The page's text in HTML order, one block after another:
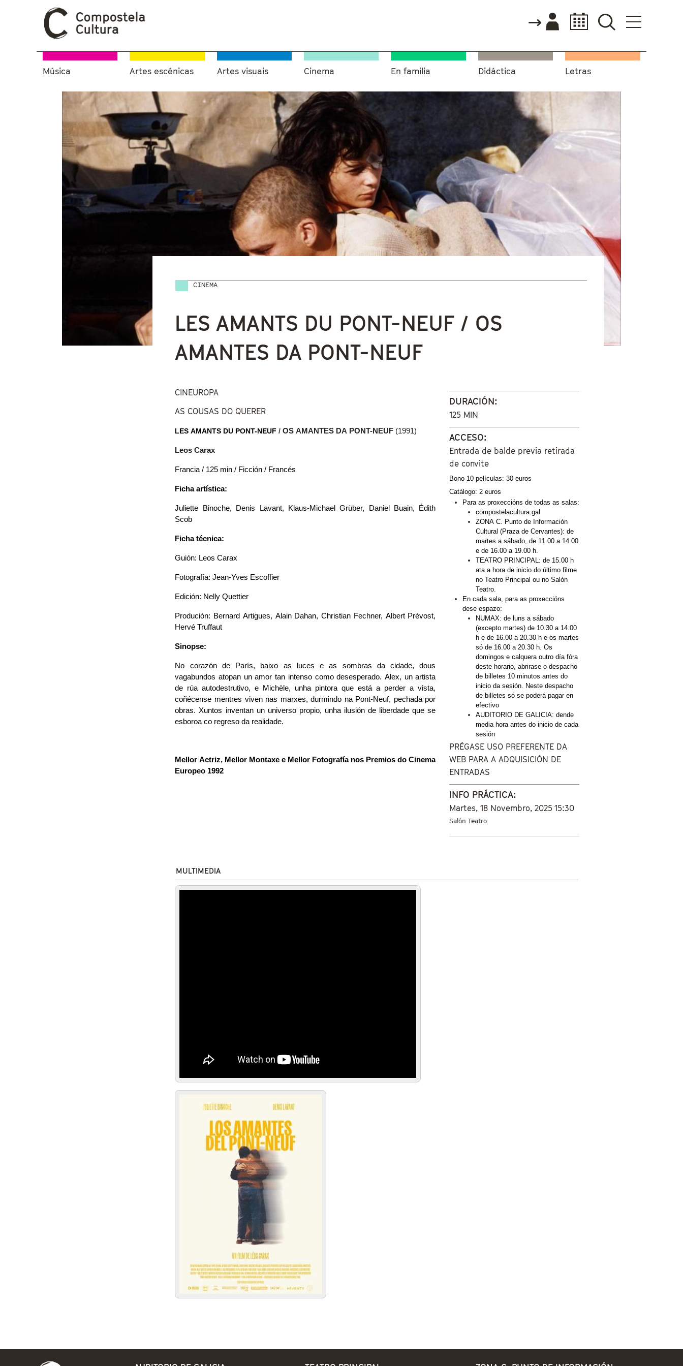
Música Artes escénicas Artes visuais Cinema En familia Didáctica Letras
CINEMA
Vostede está aquí
LES AMANTS DU PONT-NEUF / OS
AMANTES DA PONT-NEUF
CINEUROPA
AS COUSAS DO QUERER
LES AMANTS DU PONT-NEUF / OS AMANTES DA PONT-NEUF (1991)
Leos Carax
Francia / 125 min / Ficción / Francés
Ficha artística:
Juliette Binoche, Denis Lavant, Klaus-Michael Grüber, Daniel Buain, Édith
Scob
Ficha técnica:
Guión: Leos Carax
Fotografía: Jean-Yves Escoffier
Edición: Nelly Quettier
Produción: Bernard Artigues, Alain Dahan, Christian Fechner, Albert Prévost,
Hervé Truffaut
Sinopse:
No corazón de París, baixo as luces e as sombras da cidade, dous
vagabundos atopan un amor tan intenso como desesperado. Alex, un artista
de rúa autodestrutivo, e Michèle, unha pintora que está a perder a vista,
coñécense mentres viven nas marxes, durmindo na Pont-Neuf, pechada por
obras. Xuntos inventan un universo propio, unha ilusión de liberdade que se
esboroa co regreso da realidade.
Mellor Actriz, Mellor Montaxe e Mellor Fotografía nos Premios do Cinema
Europeo 1992
DURACIÓN:
125 MIN
ACCESO:
Entrada de balde previa retirada
de convite
Bono 10 películas: 30 euros
Catálogo: 2 euros
Para as proxeccións de todas as salas:
compostelacultura.gal
ZONA C. Punto de Información
Cultural (Praza de Cervantes): de
martes a sábado, de 11.00 a 14.00
e de 16.00 a 19.00 h.
TEATRO PRINCIPAL: de 15.00 h
ata a hora de inicio do último filme
no Teatro Principal ou no Salón
Teatro.
En cada sala, para as proxeccións
dese espazo:
NUMAX: de luns a sábado
(excepto martes) de 10.30 a 14.00
h e de 16.00 a 20.30 h e os martes
só de 16.00 a 20.30 h. Os
domingos e calquera outro día fóra
deste horario, abrirase o despacho
de billetes 10 minutos antes do
inicio da sesión. Neste despacho
de billetes só se poderá pagar en
efectivo
AUDITORIO DE GALICIA: dende
media hora antes do inicio de cada
sesión
PRÉGASE USO PREFERENTE DA
WEB PARA A ADQUISICIÓN DE
ENTRADAS
INFO PRÁCTICA:
Martes, 18 Novembro, 2025 15:30
Salón Teatro
MULTIMEDIA
Les Amants du Pont Neuf Trailer